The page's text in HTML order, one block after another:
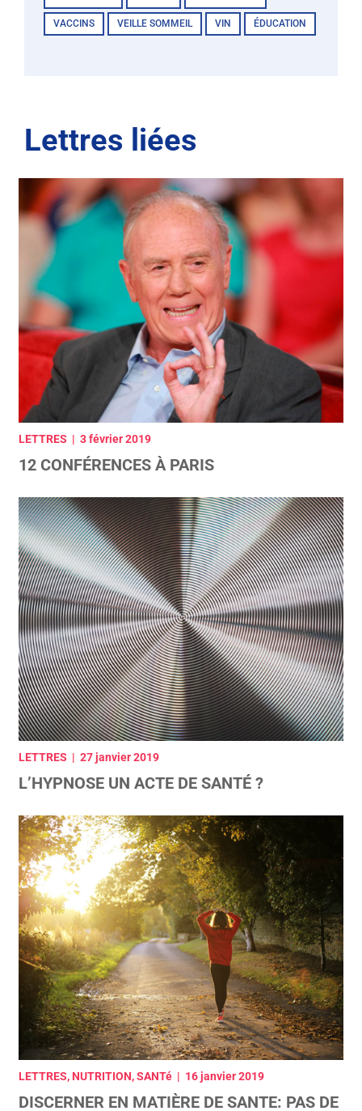
VACCINS VEILLE SOMMEIL VIN ÉDUCATION
Lettres liées
LETTRES | 3 février 2019
12 CONFÉRENCES À PARIS
LETTRES | 27 janvier 2019
L’HYPNOSE UN ACTE DE SANTÉ ?
LETTRES, NUTRITION, SANTé | 16 janvier 2019
DISCERNER EN MATIÈRE DE SANTE: PAS DE